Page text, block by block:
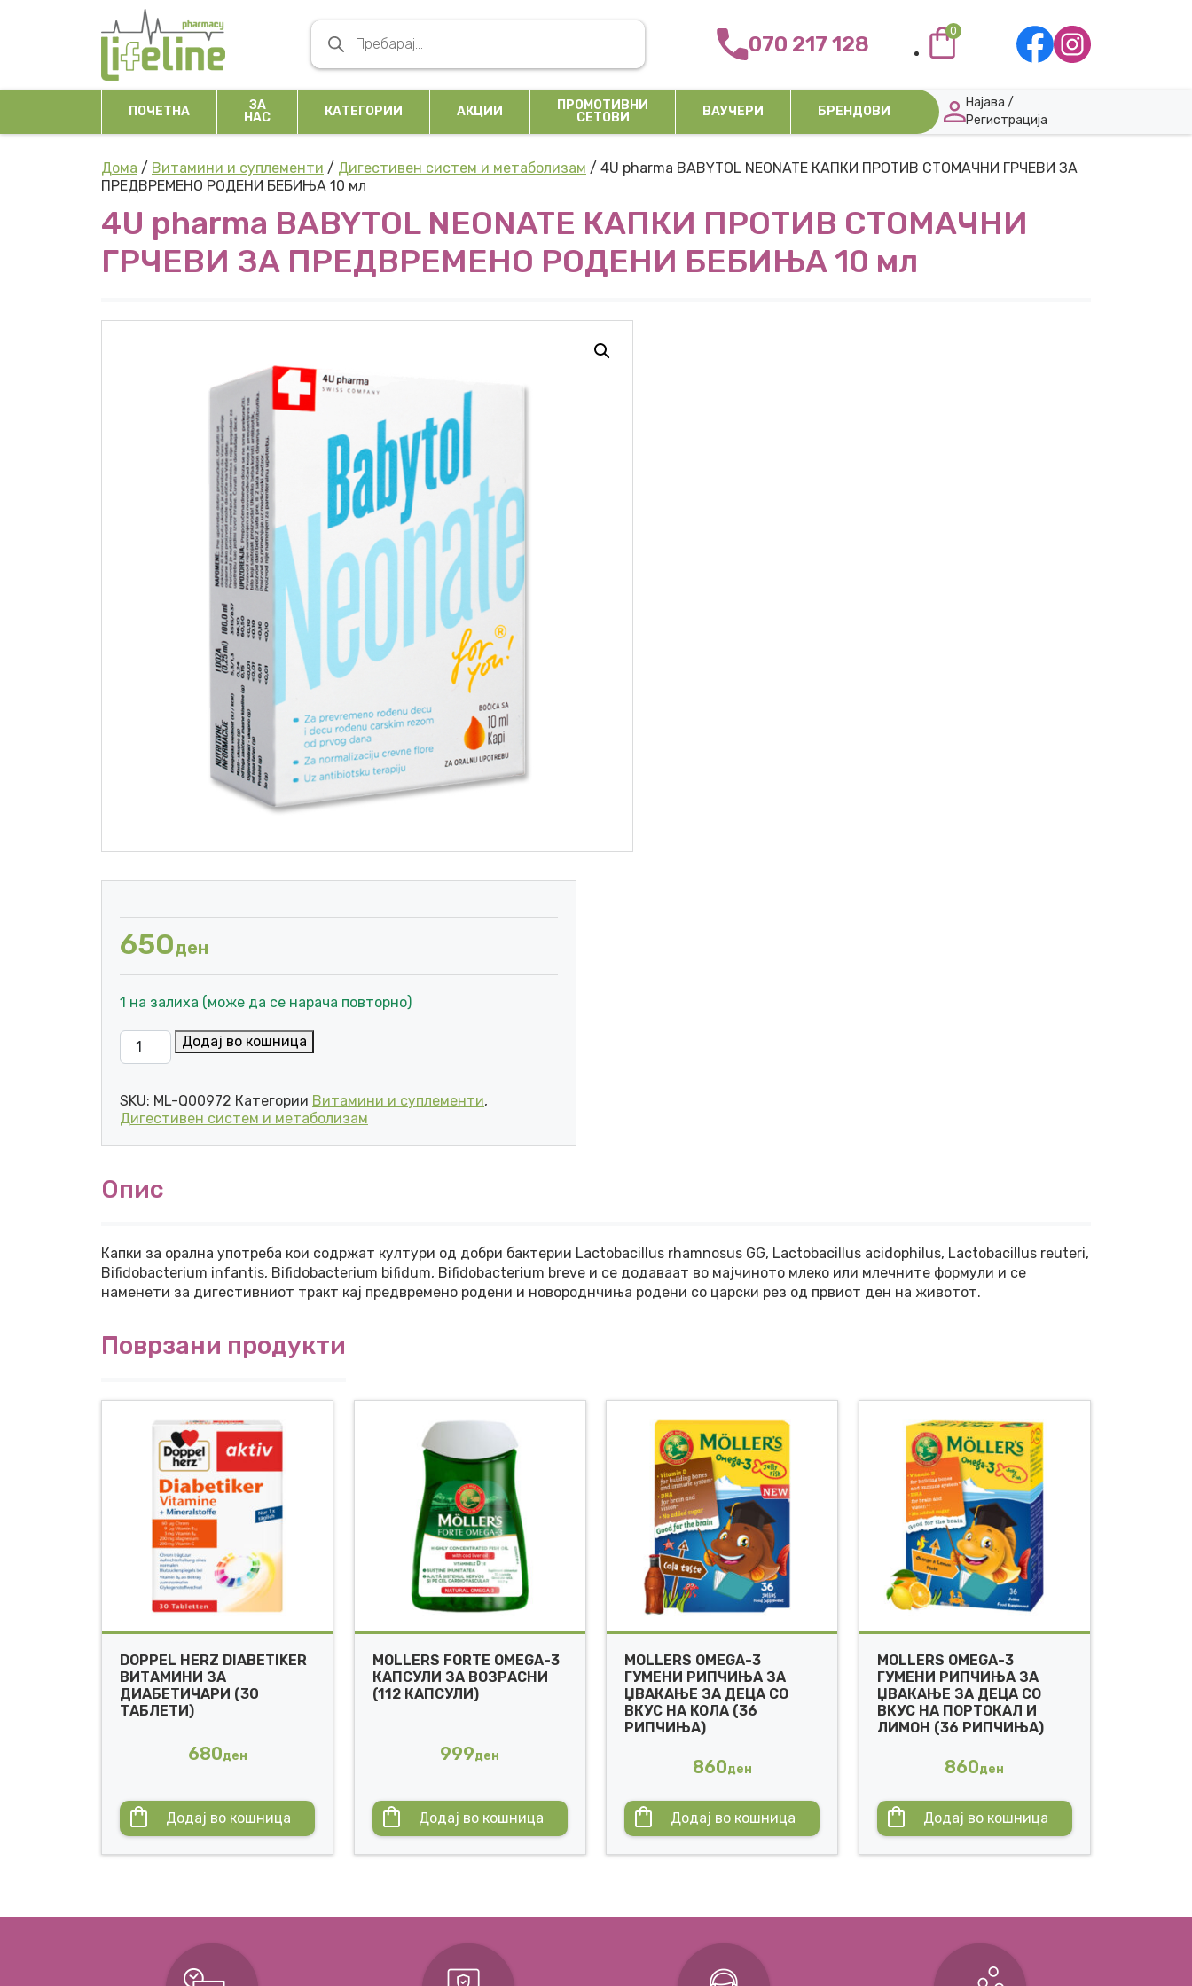
Main Navigation
Products search
070 217 128
0
ПОЧЕТНА
ЗА
НАС
КАТЕГОРИИ АКЦИИ
ПРОМОТИВНИ
СЕТОВИ
ВАУЧЕРИ БРЕНДОВИ
Најава /
Регистрација
Дома / Витамини и суплементи / Дигестивен систем и метаболизам / 4U pharma BABYTOL NEONATE КАПКИ ПРОТИВ СТОМАЧНИ ГРЧЕВИ ЗА
ПРЕДВРЕМЕНО РОДЕНИ БЕБИЊА 10 мл
4U pharma BABYTOL NEONATE КАПКИ ПРОТИВ СТОМАЧНИ
ГРЧЕВИ ЗА ПРЕДВРЕМЕНО РОДЕНИ БЕБИЊА 10 мл
650ден
1 на залиха (може да се нарача повторно)
4U pharma BABYTOL NEONATE КАПКИ ПРОТИВ СТОМАЧНИ ГРЧЕВИ ЗА ПРЕДВРЕМЕНО РОДЕНИ БЕБИЊА 10 мл количина
Додај во кошница
SKU: ML-Q00972 Категории Витамини и суплементи,
Дигестивен систем и метаболизам
Опис
Капки за орална употреба кои содржат култури од добри бактерии Lactobacillus rhamnosus GG, Lactobacillus acidophilus, Lactobacillus reuteri,
Bifidobacterium infantis, Bifidobacterium bifidum, Bifidobacterium breve и се додаваат во мајчиното млеко или млечните формули и се
наменети за дигестивниот тракт кај предвремено родени и новороднчиња родени со царски рез од првиот ден на животот.
Поврзани продукти
DOPPEL HERZ DIABETIKER
ВИТАМИНИ ЗА
ДИАБЕТИЧАРИ (30
ТАБЛЕТИ)
680ден
Додај во кошница
MOLLERS FORTE OMEGA-3
КАПСУЛИ ЗА ВОЗРАСНИ
(112 КАПСУЛИ)
999ден
Додај во кошница
MOLLERS OMEGA-3
ГУМЕНИ РИПЧИЊА ЗА
ЏВАКАЊЕ ЗА ДЕЦА СО
ВКУС НА КОЛА (36
РИПЧИЊА)
860ден
Додај во кошница
MOLLERS OMEGA-3
ГУМЕНИ РИПЧИЊА ЗА
ЏВАКАЊЕ ЗА ДЕЦА СО
ВКУС НА ПОРТОКАЛ И
ЛИМОН (36 РИПЧИЊА)
860ден
Додај во кошница